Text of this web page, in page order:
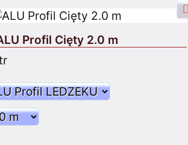
użytkownika Facebook
Profil Cięty 2.0 m